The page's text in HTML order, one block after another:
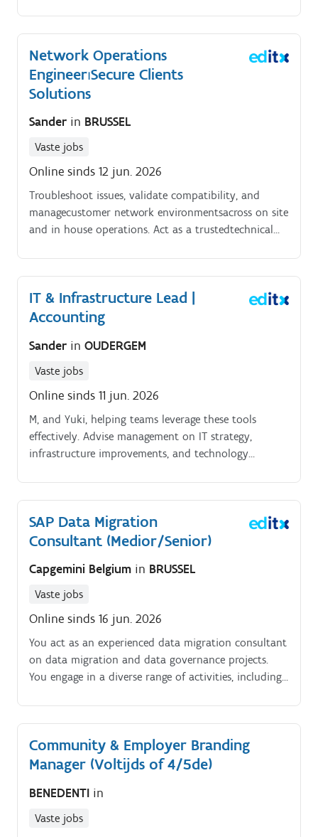
enterprises, and you'll speak to strategic decision
makers (owners, general management, IT and
production management) In the countries where you
operate, you will work together with sales agents.
You research the market potential of your countries,
evaluate their activities and visit prospects whose
doors they will open You are responsible for
preparing offers, launching marketing campaigns and
making presentations You participate in national and
international fairs You think along with the
customer and convince them that BMS is their
suitable partner for their Industry 4.0 strategy.
Network Operations
Engineer⏐Secure Clients
Solutions
Sander in BRUSSEL
Vaste jobs
Online sinds 12 jun. 2026
Troubleshoot issues, validate compatibility, and
managecustomer network environmentsacross on site
and in house operations. Act as a trustedtechnical
IT & Infrastructure Lead |
Accounting
Sander in OUDERGEM
Vaste jobs
Online sinds 11 jun. 2026
M, and Yuki, helping teams leverage these tools
effectively. Advise management on IT strategy,
infrastructure improvements, and technology
SAP Data Migration
Consultant (Medior/Senior)
Capgemini Belgium in BRUSSEL
Vaste jobs
Online sinds 16 jun. 2026
You act as an experienced data migration consultant
on data migration and data governance projects.
You engage in a diverse range of activities, including
the migration.
Community & Employer Branding
Manager (Voltijds of 4/5de)
BENEDENTI in
Vaste jobs